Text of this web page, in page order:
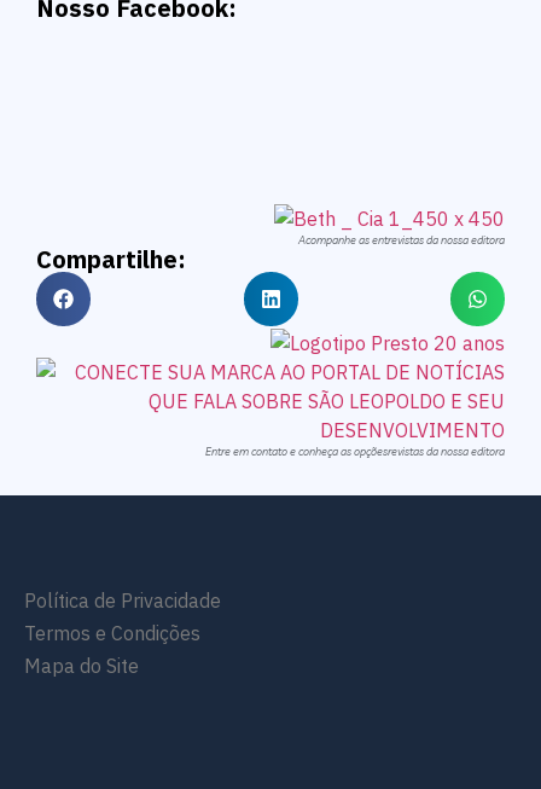
Nosso Facebook:
Acompanhe as entrevistas da nossa editora
Compartilhe:
Entre em contato e conheça as opçõesrevistas da nossa editora
Política de Privacidade
Termos e Condições
Mapa do Site